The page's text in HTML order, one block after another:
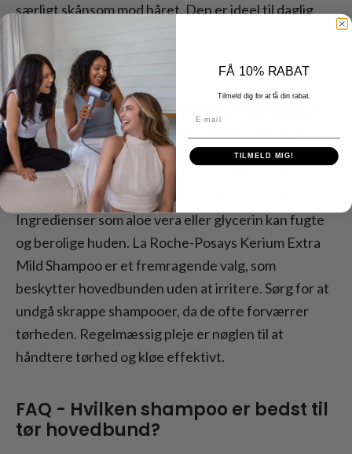
særligt skånsom mod håret. Den er ideel til daglig
brug, fugter og hjælper med at lindre kløe med en
mild formel, der beskytter hudens naturlige barriere.
Konklusion - Hvilken shampoo
er bedst til tør hovedbund?
At vælge den rigtige shampoo er afgørende for en
tør hovedbund. Vælg milde, sulfatfrie produkter.
Ingredienser som aloe vera eller glycerin kan fugte
og berolige huden. La Roche-Posays Kerium Extra
Mild Shampoo er et fremragende valg, som
beskytter hovedbunden uden at irritere. Sørg for at
undgå skrappe shampooer, da de ofte forværrer
tørheden. Regelmæssig pleje er nøglen til at
håndtere tørhed og kløe effektivt.
FAQ - Hvilken shampoo er bedst til
tør hovedbund?
FÅ 10% RABAT
Tilmeld dig for at få din rabat.
TILMELD MIG!